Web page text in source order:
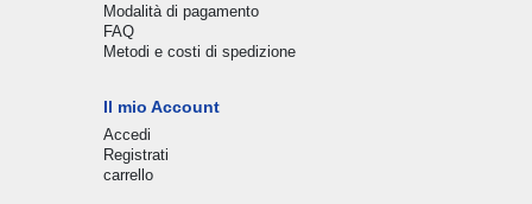
Modalità di pagamento
FAQ
Metodi e costi di spedizione
Il mio Account
Accedi
Registrati
carrello